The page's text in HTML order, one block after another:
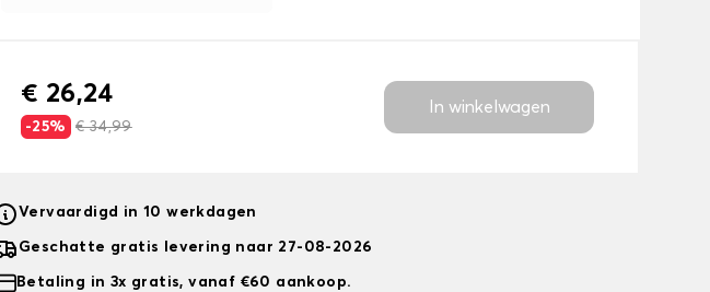
€ 26,24
-25% € 34,99
In winkelwagen
Vervaardigd in 10 werkdagen
Geschatte gratis levering naar 27-08-2026
Betaling in 3x gratis, vanaf €60 aankoop.